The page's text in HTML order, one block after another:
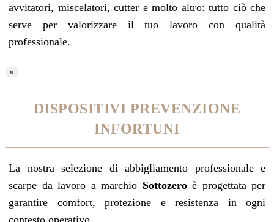
avvitatori, miscelatori, cutter e molto altro: tutto ciò che
serve per valorizzare il tuo lavoro con qualità
professionale.
×
DISPOSITIVI PREVENZIONE
INFORTUNI
La nostra selezione di abbigliamento professionale e
scarpe da lavoro a marchio Sottozeroè progettata per
garantire comfort, protezione e resistenza in ogni
contesto operativo.